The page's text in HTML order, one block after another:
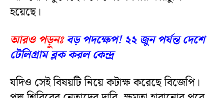
হয়েছে।
আরও পড়ুনঃ বড় পদক্ষেপ! ২২ জুন পর্যন্ত দেশে
টেলিগ্রাম ব্লক করল কেন্দ্র
যদিও সেই বিষয়টি নিয়ে কটাক্ষ করেছে বিজেপি।